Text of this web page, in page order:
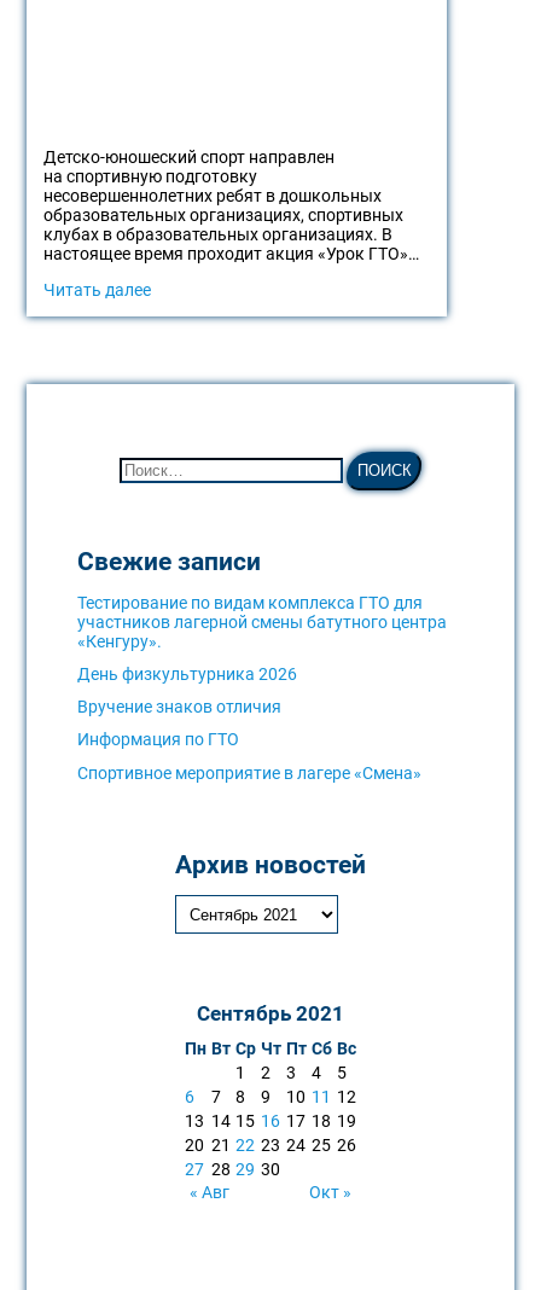
Детско-юношеский спорт направлен
на спортивную подготовку
несовершеннолетних ребят в дошкольных
образовательных организациях, спортивных
клубах в образовательных организациях. В
настоящее время проходит акция «Урок ГТО»…
Читать далее
Свежие записи
Тестирование по видам комплекса ГТО для
участников лагерной смены батутного центра
«Кенгуру».
День физкультурника 2026
Вручение знаков отличия
Информация по ГТО
Спортивное мероприятие в лагере «Смена»
Архив новостей
Сентябрь 2021
Пн Вт Ср Чт Пт Сб Вс
1
2 3 4
5
6
7 8 9 10 11 12
13 14 15 16 17 18 19
20 21 22 23 24 25 26
27 28 29 30
« Авг
Окт »